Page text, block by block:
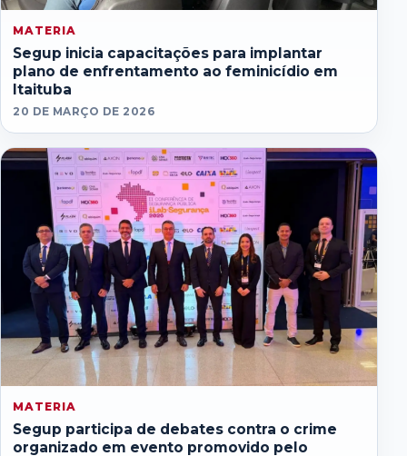
MATERIA
Segup inicia capacitações para implantar
plano de enfrentamento ao feminicídio em
Itaituba
20 DE MARÇO DE 2026
MATERIA
Segup participa de debates contra o crime
organizado em evento promovido pelo